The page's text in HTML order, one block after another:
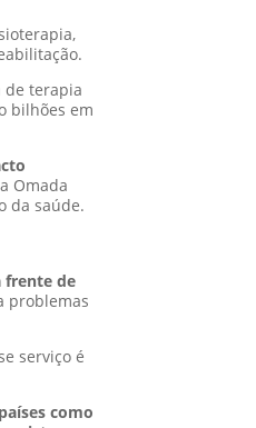
de terapia
bilhões em
Omada
da saúde.
frente de
problemas
serviço é
como